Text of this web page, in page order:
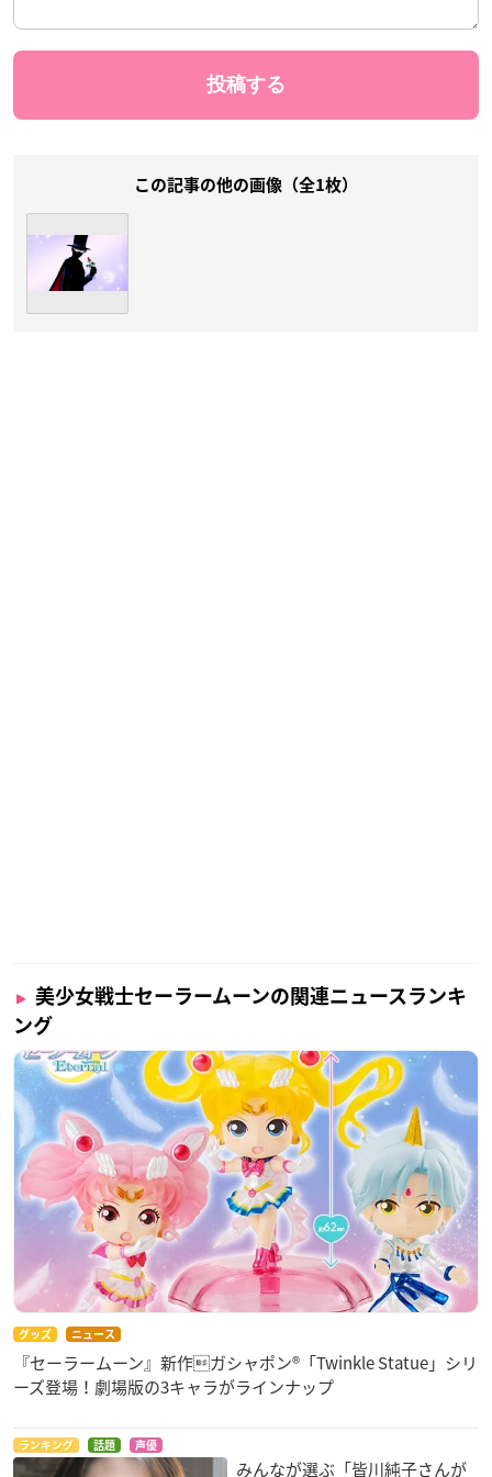
この記事の他の画像（全1枚）
美少女戦士セーラームーンの関連ニュースランキ
ング
グッズ ニュース
『セーラームーン』新作ガシャポン®「Twinkle Statue」シリ
ーズ登場！劇場版の3キャラがラインナップ
ランキング 話題 声優
みんなが選ぶ「皆川純子さんが